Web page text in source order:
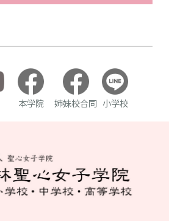
本学院 姉妹校合同 小学校